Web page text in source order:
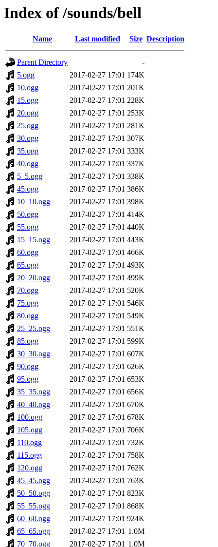
Index of /sounds/bell
Name Last modified Size Description
Parent Directory
-
5.ogg
2017-02-27 17:01 174K
10.ogg
2017-02-27 17:01 201K
15.ogg
2017-02-27 17:01 228K
20.ogg
2017-02-27 17:01 253K
25.ogg
2017-02-27 17:01 281K
30.ogg
2017-02-27 17:01 307K
35.ogg
2017-02-27 17:01 333K
40.ogg
2017-02-27 17:01 337K
5_5.ogg
2017-02-27 17:01 338K
45.ogg
2017-02-27 17:01 386K
10_10.ogg
2017-02-27 17:01 398K
50.ogg
2017-02-27 17:01 414K
55.ogg
2017-02-27 17:01 440K
15_15.ogg
2017-02-27 17:01 443K
60.ogg
2017-02-27 17:01 466K
65.ogg
2017-02-27 17:01 493K
20_20.ogg
2017-02-27 17:01 499K
70.ogg
2017-02-27 17:01 520K
75.ogg
2017-02-27 17:01 546K
80.ogg
2017-02-27 17:01 549K
25_25.ogg
2017-02-27 17:01 551K
85.ogg
2017-02-27 17:01 599K
30_30.ogg
2017-02-27 17:01 607K
90.ogg
2017-02-27 17:01 626K
95.ogg
2017-02-27 17:01 653K
35_35.ogg
2017-02-27 17:01 656K
40_40.ogg
2017-02-27 17:01 670K
100.ogg
2017-02-27 17:01 678K
105.ogg
2017-02-27 17:01 706K
110.ogg
2017-02-27 17:01 732K
115.ogg
2017-02-27 17:01 758K
120.ogg
2017-02-27 17:01 762K
45_45.ogg
2017-02-27 17:01 763K
50_50.ogg
2017-02-27 17:01 823K
55_55.ogg
2017-02-27 17:01 868K
60_60.ogg
2017-02-27 17:01 924K
65_65.ogg
2017-02-27 17:01 1.0M
70_70.ogg
2017-02-27 17:01 1.0M